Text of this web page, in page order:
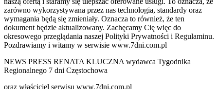
zarówno wykorzystywana przez nas technologia, standardy oraz
wymagania będą się zmieniały. Oznacza to również, że ten
dokument będzie aktualizowany. Zachęcamy Cię więc do
okresowego przeglądania naszej Polityki Prywatności i Regulaminu.
Pozdrawiamy i witamy w serwisie www.7dni.com.pl
NEWS PRESS RENATA KLUCZNA wydawca Tygodnika
Regionalnego 7 dni Częstochowa
oraz właściciel serwisu www.7dni.com.pl